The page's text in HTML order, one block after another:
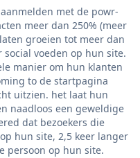
met de powr-
meer dan 250% (meer
groeien tot meer dan
voeden op hun site.
manier om hun klanten
to de startpagina
uitzien. het laat hun
naadloos een geweldige
dat bezoekers die
hun site, 2,5 keer langer
persoon op hun site.